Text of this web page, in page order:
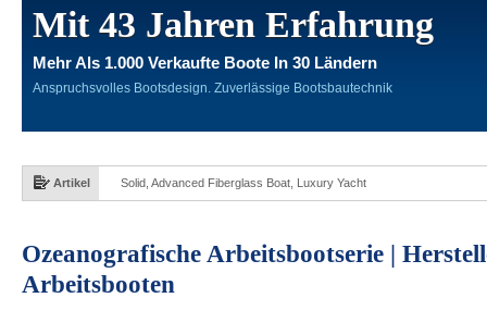
Mit 43 Jahren Erfahrung
Mehr Als 1.000 Verkaufte Boote In 30 Ländern
Anspruchsvolles Bootsdesign. Zuverlässige Bootsbautechnik
Artikel Solid, Advanced Fiberglass Boat, Luxury Yacht
Ozeanografische Arbeitsbootserie |
Arbeitsbooten